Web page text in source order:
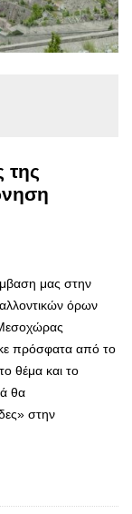
της
μας στην
όρων
πρόσφατα από το
θέμα και το
θα
στην